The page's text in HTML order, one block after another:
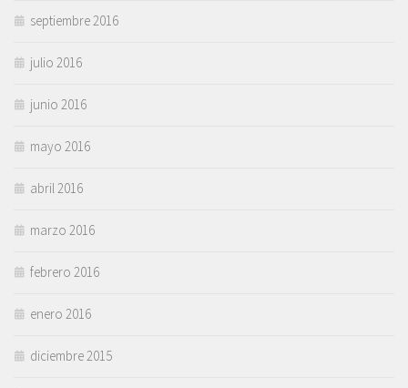
septiembre 2016
julio 2016
junio 2016
mayo 2016
abril 2016
marzo 2016
febrero 2016
enero 2016
diciembre 2015